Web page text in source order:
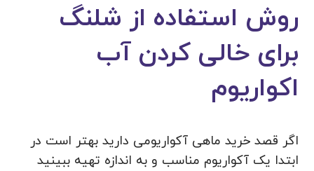
روش استفاده از شلنگ
برای خالی کردن آب
اکواریوم
اگر قصد خرید ماهی آکواریومی دارید بهتر است در
ابتدا یک آکواریوم مناسب و به اندازه تهیه ببینید